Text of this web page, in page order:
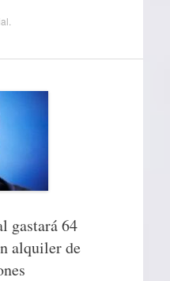
gastará 64
alquiler de